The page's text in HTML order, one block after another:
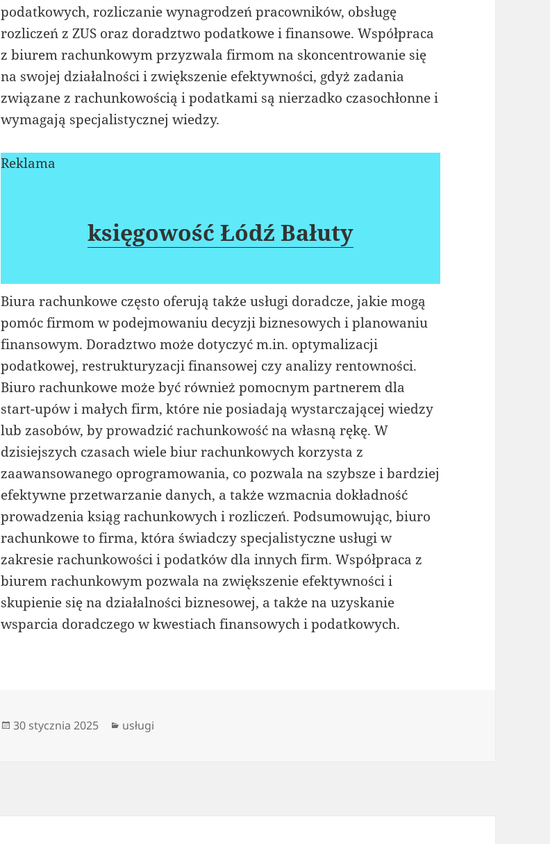
podatkowych, rozliczanie wynagrodzeń pracowników, obsługę
rozliczeń z ZUS oraz doradztwo podatkowe i finansowe. Współpraca
z biurem rachunkowym przyzwala firmom na skoncentrowanie się
na swojej działalności i zwiększenie efektywności, gdyż zadania
związane z rachunkowością i podatkami są nierzadko czasochłonne i
wymagają specjalistycznej wiedzy.
Reklama
księgowość Łódź Bałuty
Biura rachunkowe często oferują także usługi doradcze, jakie mogą
pomóc firmom w podejmowaniu decyzji biznesowych i planowaniu
finansowym. Doradztwo może dotyczyć m.in. optymalizacji
podatkowej, restrukturyzacji finansowej czy analizy rentowności.
Biuro rachunkowe może być również pomocnym partnerem dla
start-upów i małych firm, które nie posiadają wystarczającej wiedzy
lub zasobów, by prowadzić rachunkowość na własną rękę. W
dzisiejszych czasach wiele biur rachunkowych korzysta z
zaawansowanego oprogramowania, co pozwala na szybsze i bardziej
efektywne przetwarzanie danych, a także wzmacnia dokładność
prowadzenia ksiąg rachunkowych i rozliczeń. Podsumowując, biuro
rachunkowe to firma, która świadczy specjalistyczne usługi w
zakresie rachunkowości i podatków dla innych firm. Współpraca z
biurem rachunkowym pozwala na zwiększenie efektywności i
skupienie się na działalności biznesowej, a także na uzyskanie
wsparcia doradczego w kwestiach finansowych i podatkowych.
Data
30 stycznia 2025 Kategorie
usługi